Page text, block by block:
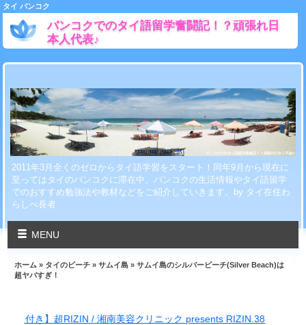
タイ バンコク
バンコクでのタイ語留学奮闘記！？頑張れ日
本人代表♪
2011年3月全くのゼロからタイ語学習をスタート！同年9月から現在に
至ってはタイのバンコクに滞在中。バンコクの生活情報やタイ語留学
でのおすすめ勉強法や教材などをご紹介していきます。by タイ在住わ
らしべ長者
MENU
ホーム » タイのビーチ »サムイ島 » サムイ島のシルバービーチ(Silver Beach)は
超ヤバすぎ！
南美容クリニック presents RIZIN.38